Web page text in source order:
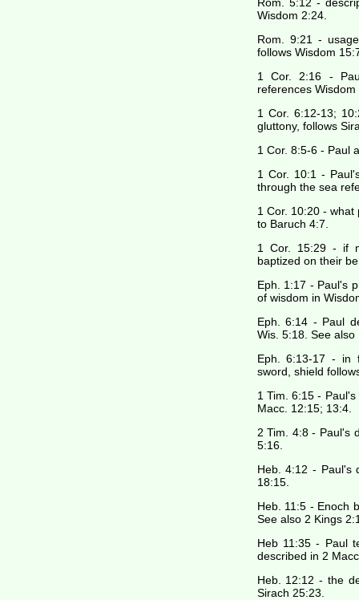
Wisdom 2:24.
Rom. 9:21 -
follows Wisdom
1 Cor. 2:16 -
references Wisdom
1 Cor. 6:12-13;
gluttony, follows
1 Cor. 8:5-6 - Paul
1 Cor. 10:1 -
through the sea
1 Cor. 10:20 -
to Baruch 4:7.
1 Cor. 15:29 - if
baptized on their
Eph. 1:17 - Paul's
of wisdom in
Eph. 6:14 - Paul
Wis. 5:18. See
Eph. 6:13-17 - in
sword, shield
1 Tim. 6:15 -
Macc. 12:15; 13:4.
2 Tim. 4:8 - Paul's
5:16.
Heb. 4:12 - Paul's
18:15.
Heb. 11:5 - Enoch
See also 2 Kings
Heb 11:35 - Paul
described in 2
Heb. 12:12 - the
Sirach 25:23.